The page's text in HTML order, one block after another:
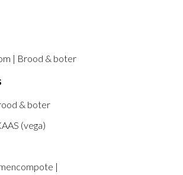
| Brood & boter
& boter
(vega)
|